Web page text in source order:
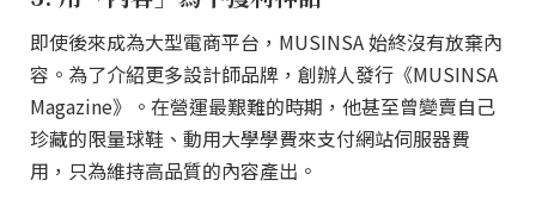
即使後來成為大型電商平台，MUSINSA 始終沒有放棄內
容。為了介紹更多設計師品牌，創辦人發行《MUSINSA
Magazine》。在營運最艱難的時期，他甚至曾變賣自己
珍藏的限量球鞋、動用大學學費來支付網站伺服器費
用，只為維持高品質的內容產出。